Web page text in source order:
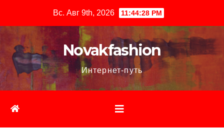
содержимому
Вс. Авг 9th, 2026 11:44:29 PM
Novakfashion
Интернет-путь